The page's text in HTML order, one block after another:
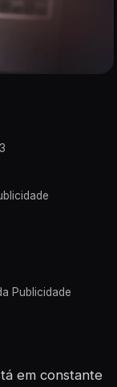
Publicidade
em constante